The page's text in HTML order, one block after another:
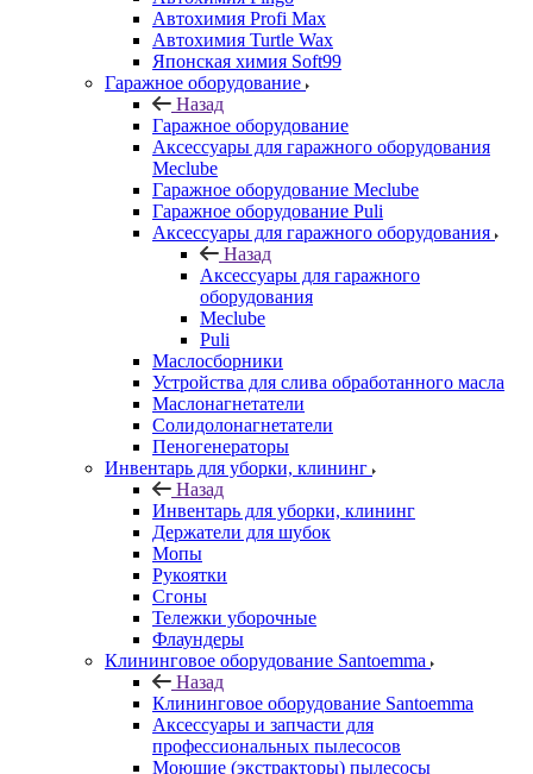
Автохимия Profi Max
Автохимия Turtle Wax
Японская химия Soft99
Гаражное оборудование
Назад
Гаражное оборудование
Аксессуары для гаражного оборудования
Meclube
Гаражное оборудование Meclube
Гаражное оборудование Puli
Аксессуары для гаражного оборудования
Назад
Аксессуары для гаражного
оборудования
Meclube
Puli
Маслосборники
Устройства для слива обработанного масла
Маслонагнетатели
Солидолонагнетатели
Пеногенераторы
Инвентарь для уборки, клининг
Назад
Инвентарь для уборки, клининг
Держатели для шубок
Мопы
Рукоятки
Сгоны
Тележки уборочные
Флаундеры
Клининговое оборудование Santoemma
Назад
Клининговое оборудование Santoemma
Аксессуары и запчасти для
профессиональных пылесосов
Моющие (экстракторы) пылесосы